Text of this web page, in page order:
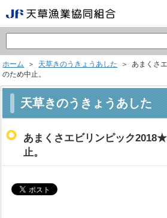
ホーム ＞ 天草きのうきょうあした
＞ あまくさ
のため中止。
天草きのうきょうあした
あまくさエビリンピック
止。